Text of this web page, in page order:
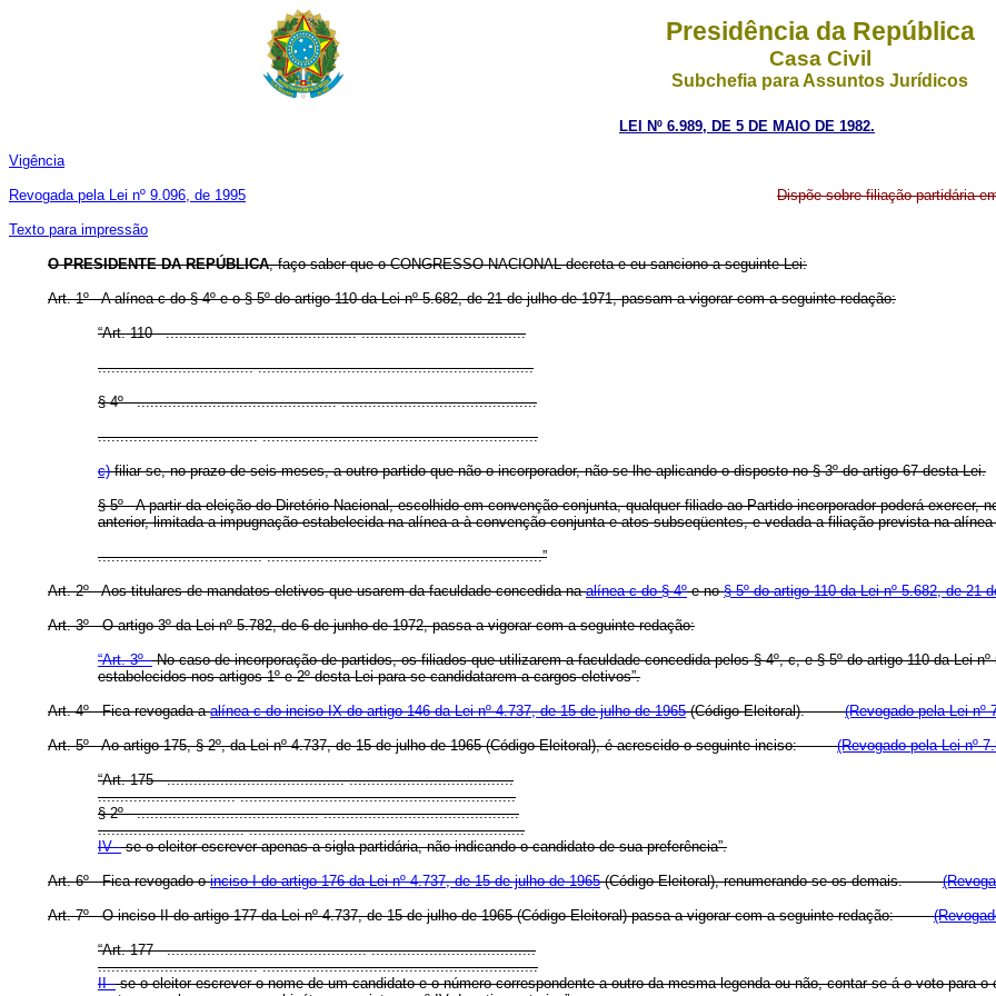
Presidência da República
Casa Civil
Subchefia para Assuntos Jurídicos
LEI Nº 6.989, DE 5 DE MAIO DE 1982.
Vigência
Revogada pela Lei nº 9.096, de 1995
Texto para impressão
Dispõe sobre filiação partidária
O PRESIDENTE DA REPÚBLICA, faço saber que o CONGRESSO NACIONAL decreta e eu sanciono a seguinte Lei:
Art. 1º - A alínea c do § 4º e o § 5º do artigo 110 da Lei nº 5.682, de 21 de julho de 1971, passam a vigorar com a seguinte redação:
“Art. 110 - ........................................... .....................................
................................... ..............................................................
§ 4º - ............................................. ............................................
.................................... ..............................................................
c)filiar-se, no prazo de seis meses, a outro partido que não o incorporador, não se lhe aplicando o disposto no § 3º do artigo 67 desta Lei.
§ 5º - A partir da eleição do Diretório Nacional, escolhido em convenção conjunta, qualquer filiado ao Partido incorporador poderá
anterior, limitada a impugnação estabelecida na alínea a à convenção conjunta e atos subseqüentes, e vedada a filiação prevista na
..................................... ..............................................................”
Art. 2º - Aos titulares de mandatos eletivos que usarem da faculdade concedida naalínea c do § 4ºe no§ 5º do artigo 110 da Lei nº 5.682, de 21
Art. 3º - O artigo 3º da Lei nº 5.782, de 6 de junho de 1972, passa a vigorar com a seguinte redação:
“Art. 3º -No caso de incorporação de partidos, os filiados que utilizarem a faculdade concedida pelos § 4º, c, e § 5º do artigo 110 da Lei
estabelecidos nos artigos 1º e 2º desta Lei para se candidatarem a cargos eletivos”.
Art. 4º - Fica revogada aalínea c do inciso IX do artigo 146 da Lei nº 4.737, de 15 de julho de 1965(Código Eleitoral).(Revogado pela Lei nº
Art. 5º - Ao artigo 175, § 2º, da Lei nº 4.737, de 15 de julho de 1965 (Código Eleitoral), é acrescido o seguinte inciso:(Revogado pela Lei nº
“Art. 175 - ........................................ .....................................
............................... ..............................................................
§ 2º - ......................................... ............................................
................................. ..............................................................
IV -se o eleitor escrever apenas a sigla partidária, não indicando o candidato de sua preferência”.
Art. 6º - Fica revogado oinciso I do artigo 176 da Lei nº 4.737, de 15 de julho de 1965(Código Eleitoral), renumerando-se os demais.
Art. 7º - O inciso II do artigo 177 da Lei nº 4.737, de 15 de julho de 1965 (Código Eleitoral) passa a vigorar com a seguinte redação:
“Art. 177 - ............................................. .....................................
.................................... ..............................................................
II -se o eleitor escrever o nome de um candidato e o número correspondente a outro da mesma legenda ou não, contar-se-á o voto para